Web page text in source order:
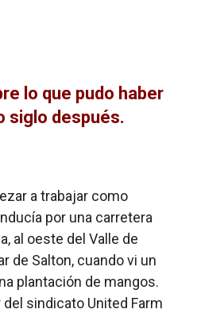
lo que pudo haber
siglo después.
a trabajar como
por una carretera
al oeste del Valle de
de Salton, cuando vi un
plantación de mangos.
sindicato United Farm